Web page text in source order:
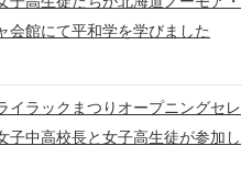
会館にて平和学を学びました
イラックまつりオープニングセレ
子中高校長と女子高生徒が参加し